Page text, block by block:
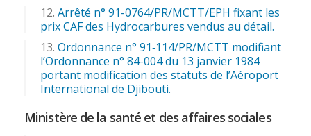
Arrêté n° 91-0764/PR/MCTT/EPH fixant les
prix CAF des Hydrocarbures vendus au détail.
Ordonnance n° 91‑114/PR/MCTT modifiant
l’Ordonnance n° 84-004 du 13 janvier 1984
portant modification des statuts de l’Aéroport
International de Djibouti.
Ministère de la santé et des affaires sociales